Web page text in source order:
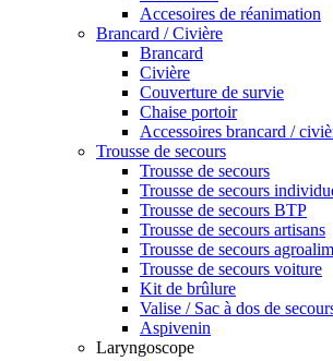
Accesoires de réanimation
Brancard / Civière
Brancard
Civière
Couverture de survie
Chaise portoir
Accessoires brancard /
Trousse de secours
Trousse de secours
Trousse de secours
Trousse de secours BTP
Trousse de secours artisans
Trousse de secours
Trousse de secours voiture
Kit de brûlure
Valise / Sac à dos de
Aspivenin
Laryngoscope